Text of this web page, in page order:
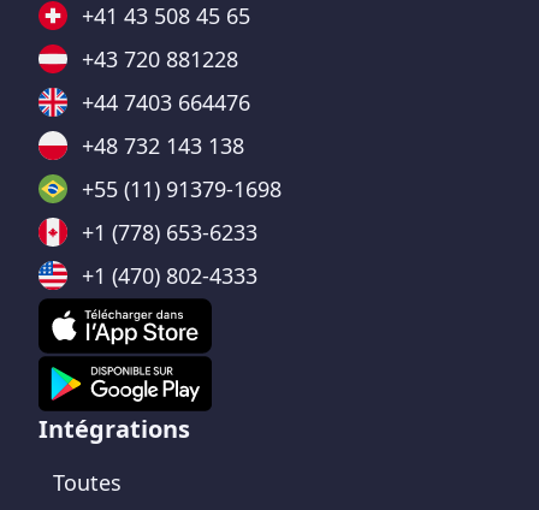
+41 43 508 45 65
+43 720 881228
+44 7403 664476
+48 732 143 138
+55 (11) 91379-1698
+1 (778) 653-6233
+1 (470) 802-4333
Intégrations
Toutes